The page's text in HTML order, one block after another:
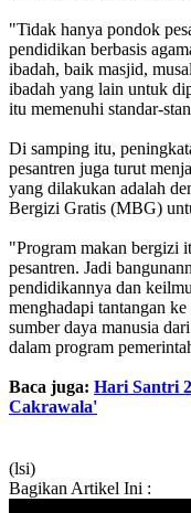
"Tidak hanya pondok
pendidikan berbasis
ibadah, baik masjid,
ibadah yang lain untuk
itu memenuhi standar-
Di samping itu,
pesantren juga turut
yang dilakukan adalah
Bergizi Gratis (MBG)
"Program makan bergizi
pesantren. Jadi
pendidikannya dan
menghadapi tantangan
sumber daya manusia
dalam program
Baca juga: Hari Santri
Cakrawala'
(lsi)
Bagikan Artikel Ini :